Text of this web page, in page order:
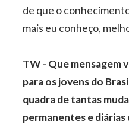
de que o
mais eu conheço,
TW - Que mensagem
para os jovens do
quadra de tantas
permanentes e